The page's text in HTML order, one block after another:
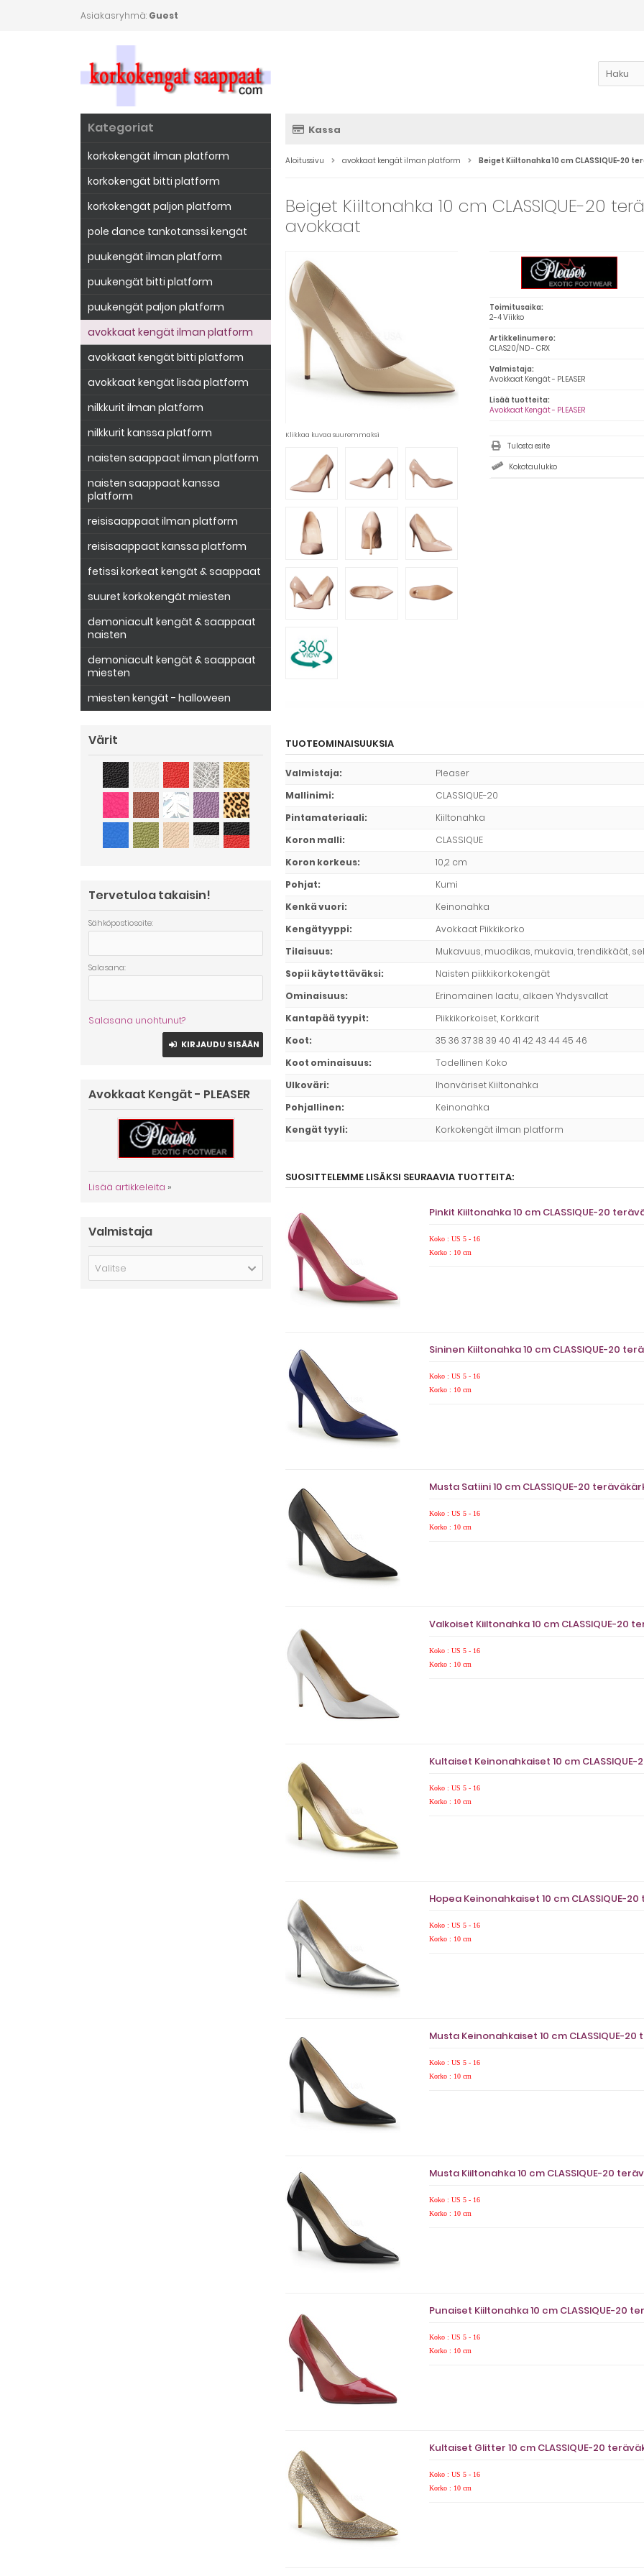
Asiakasryhmä: Guest
Kassa
Aloitussivu avokkaat kengät ilman platform Beiget Kiiltonahka 10 cm CLASSIQUE-20
Beiget Kiiltonahka 10 cm CLASSIQUE-20
avokkaat
Klikkaa kuvaa suuremmaksi
Toimitusaika:
2-4 Viikko
Artikkelinumero:
CLAS20/ND - CRX
Valmistaja:
Avokkaat Kengät - PLEASER
Lisää tuotteita:
Avokkaat Kengät - PLEASER
Tulosta esite
Kokotaulukko
TUOTEOMINAISUUKSIA
Valmistaja:
Pleaser
Mallinimi:
CLASSIQUE-20
Pintamateriaali:
Kiiltonahka
Koron malli:
CLASSIQUE
Koron korkeus:
10,2 cm
Pohjat:
Kumi
Kenkä vuori:
Keinonahka
Kengätyyppi:
Avokkaat Piikkikorko
Tilaisuus:
Mukavuus, muodikas, mukavia, trendikkäät,
Sopii käytettäväksi:
Naisten piikkikorkokengät
Ominaisuus:
Erinomainen laatu, alkaen Yhdysvallat
Kantapää tyypit:
Piikkikorkoiset, Korkkarit
Koot:
35 36 37 38 39 40 41 42 43 44 45 46
Koot ominaisuus:
Todellinen Koko
Ulkoväri:
Ihonväriset Kiiltonahka
Pohjallinen:
Keinonahka
Kengät tyyli: Korkokengät ilman platform
SUOSITTELEMME LISÄKSI SEURAAVIA TUOTTEITA:
Pinkit Kiiltonahka 10 cm CLASSIQUE-20
Koko : US 5 - 16
Korko : 10 cm
Sininen Kiiltonahka 10 cm CLASSIQUE-20
Koko : US 5 - 16
Korko : 10 cm
Musta Satiini 10 cm CLASSIQUE-20
Koko : US 5 - 16
Korko : 10 cm
Valkoiset Kiiltonahka 10 cm CLASSIQUE-
Koko : US 5 - 16
Korko : 10 cm
Kultaiset Keinonahkaiset 10 cm
Koko : US 5 - 16
Korko : 10 cm
Hopea Keinonahkaiset 10 cm CLASSIQUE-
Koko : US 5 - 16
Korko : 10 cm
Musta Keinonahkaiset 10 cm CLASSIQUE-
Koko : US 5 - 16
Korko : 10 cm
Musta Kiiltonahka 10 cm CLASSIQUE-20
Koko : US 5 - 16
Korko : 10 cm
Punaiset Kiiltonahka 10 cm CLASSIQUE-20
Koko : US 5 - 16
Korko : 10 cm
Kultaiset Glitter 10 cm CLASSIQUE-20
Koko : US 5 - 16
Korko : 10 cm
Kategoriat
korkokengät ilman platform
korkokengät bitti platform
korkokengät paljon platform
pole dance tankotanssi kengät
puukengät ilman platform
puukengät bitti platform
puukengät paljon platform
avokkaat kengät ilman platform
avokkaat kengät bitti platform
avokkaat kengät lisää platform
nilkkurit ilman platform
nilkkurit kanssa platform
naisten saappaat ilman platform
naisten saappaat kanssa
platform
reisisaappaat ilman platform
reisisaappaat kanssa platform
fetissi korkeat kengät & saappaat
suuret korkokengät miesten
demoniacult kengät & saappaat
naisten
demoniacult kengät & saappaat
miesten
miesten kengät - halloween
Värit
Tervetuloa takaisin!
Sähköpostiosoite:
Salasana:
Salasana unohtunut?
KIRJAUDU SISÄÄN
Avokkaat Kengät - PLEASER
Lisää artikkeleita »
Valmistaja
Valitse